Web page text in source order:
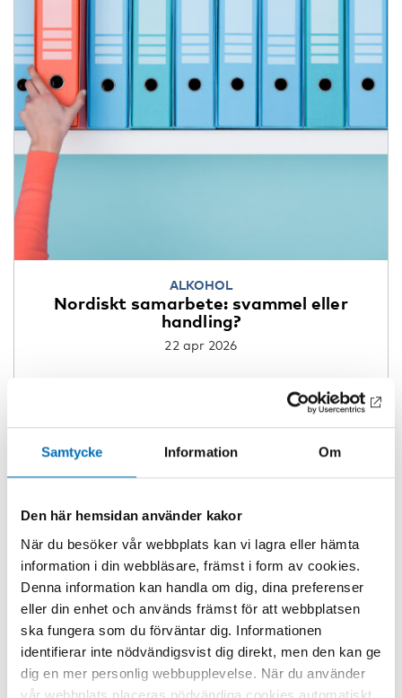
Samtycke Information Om
Den här hemsidan använder kakor
När du besöker vår webbplats kan vi lagra eller hämta
information i din webbläsare, främst i form av cookies.
Denna information kan handla om dig, dina preferenser
eller din enhet och används främst för att webbplatsen
ska fungera som du förväntar dig. Informationen
identifierar inte nödvändigsvist dig direkt, men den kan ge
dig en mer personlig webbupplevelse. När du använder
vår webbplats placeras nödvändiga cookies automatiskt,
ALKOHOL
Nordiskt samarbete: svammel eller
handling?
22 apr 2026